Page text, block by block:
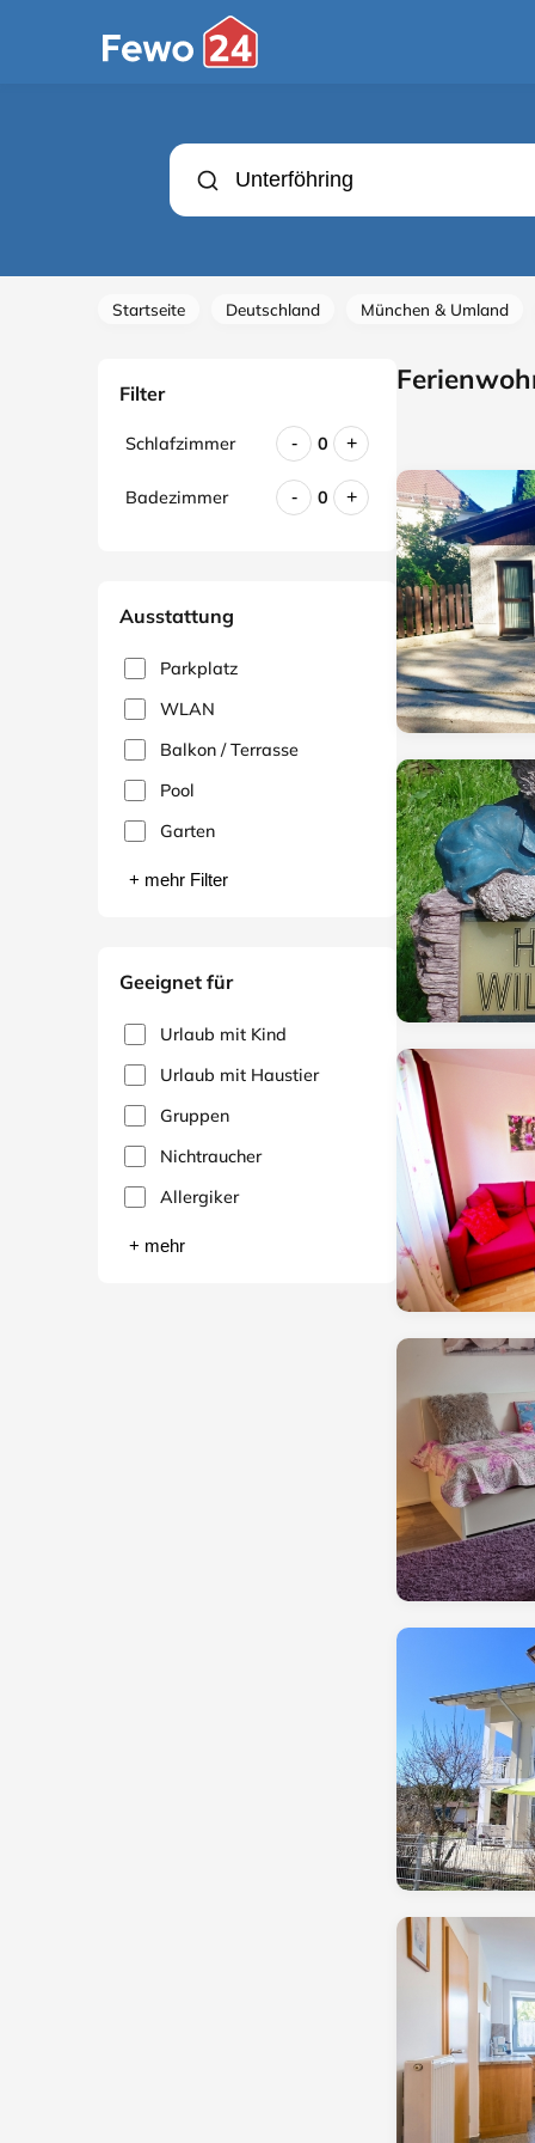
Startseite Deutschland München & Umland
Filter
Schlafzimmer - 0 +
Badezimmer - 0 +
Ausstattung
Parkplatz
WLAN
Balkon / Terrasse
Pool
Garten
+ mehr Filter
Geeignet für
Urlaub mit Kind
Urlaub mit Haustier
Gruppen
Nichtraucher
Allergiker
+ mehr